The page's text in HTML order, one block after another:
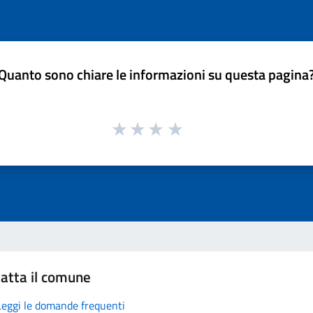
sono chiare le informazioni su questa
il comune
le domande frequenti